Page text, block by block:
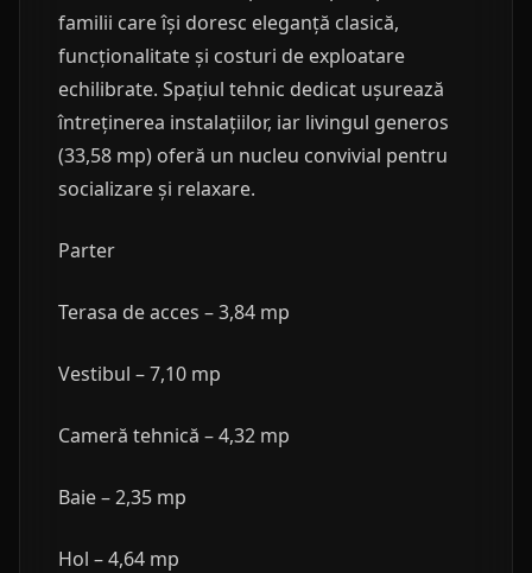
familii care își doresc eleganță clasică,
funcționalitate și costuri de exploatare
echilibrate. Spațiul tehnic dedicat ușurează
întreținerea instalațiilor, iar livingul generos
(33,58 mp) oferă un nucleu convivial pentru
socializare și relaxare.
Parter
Terasa de acces – 3,84 mp
Vestibul – 7,10 mp
Cameră tehnică – 4,32 mp
Baie – 2,35 mp
Hol – 4,64 mp